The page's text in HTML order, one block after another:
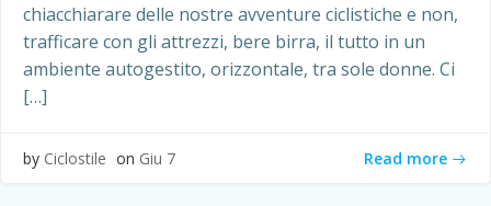
chiacchiarare delle nostre avventure ciclistiche e non,
trafficare con gli attrezzi, bere birra, il tutto in un
ambiente autogestito, orizzontale, tra sole donne. Ci
[…]
by Ciclostile on Giu 7 Read more